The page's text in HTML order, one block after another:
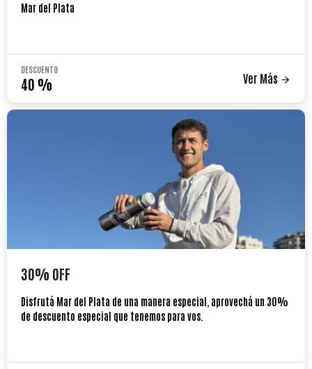
Mar del Plata
DESCUENTO
40 % Ver Más
30% OFF
Disfrutá Mar del Plata de una manera especial, aprovechá un 30%
de descuento especial que tenemos para vos.